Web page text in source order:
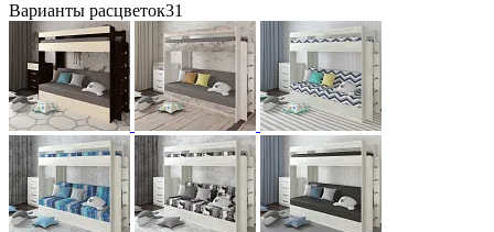
Варианты расцветок31